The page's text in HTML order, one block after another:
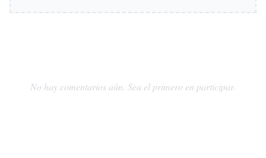
No hay comentarios aún. Sea el primero en participar.